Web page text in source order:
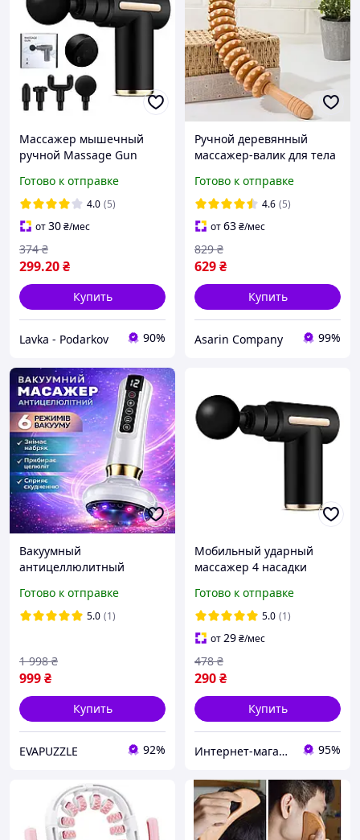
Массажер мышечный
ручной Massage Gun
перкуссионный
Массажный 4 насадки
для рук ног шеи
Готово к отправке
4.0 (5)
от30₴/мес
299.20₴
374 ₴
Купить
Lavka - Podarkov 90%
Ручной деревянный
массажер-валик для тела
Готово к отправке
4.6 (5)
от63₴/мес
629₴
829 ₴
Купить
Asarin Company 99%
Вакуумный
антицеллюлитный
инфракрасным
подогревом и EMS 12
фигуры
Готово к отправке
5.0 (1)
999₴
1 998 ₴
Купить
EVAPUZZLE 92%
Мобильный ударный
массажер 4 насадки
Готово к отправке
5.0 (1)
от29₴/мес
290₴
478 ₴
Купить
Интернет-магазин "VINT" 95%